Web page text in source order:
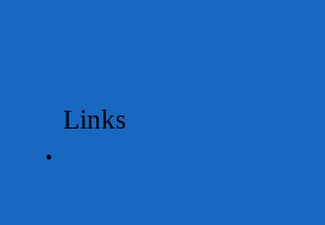
Links